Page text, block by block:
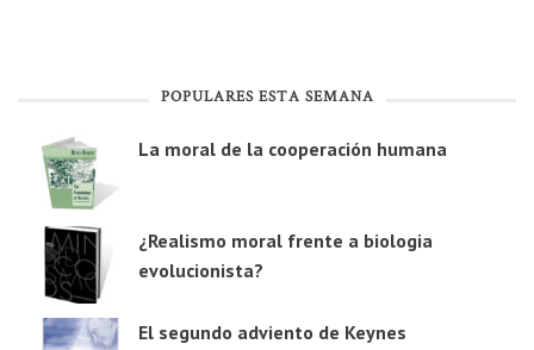
POPULARES ESTA SEMANA
La moral de la cooperación humana
¿Realismo moral frente a biologia
evolucionista?
El segundo adviento de Keynes